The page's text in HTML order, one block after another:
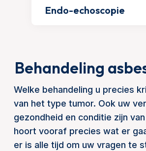
Endo-echoscopie
Behandeling
Welke behandeling u precies
van het type tumor. Ook uw
gezondheid en conditie zijn
hoort vooraf precies wat er
er is alle tijd om uw vragen te